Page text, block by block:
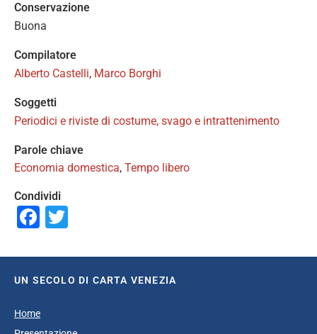
Conservazione
Buona
Compilatore
Alberto Castelli, Marco Borghi
Soggetti
Periodici e riviste di costume, svago e intrattenimento
Parole chiave
Economia domestica, Tempo libero
Condividi
Facebook
UN SECOLO DI CARTA VENEZIA
Home